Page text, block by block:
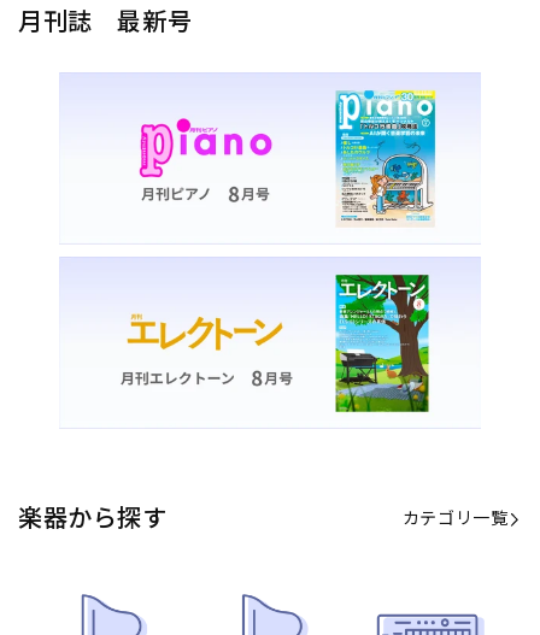
月刊誌 最新号
楽器から探す カテゴリ一覧